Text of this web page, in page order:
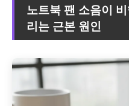
노트북 팬 소음이
리는 근본 원인